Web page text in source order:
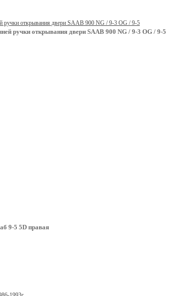
ручки открывания двери SAAB 900 NG / 9-3 OG / 9-5
9-5 5D правая